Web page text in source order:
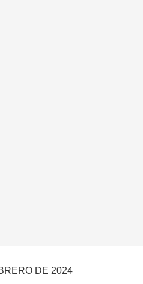
DE 2024